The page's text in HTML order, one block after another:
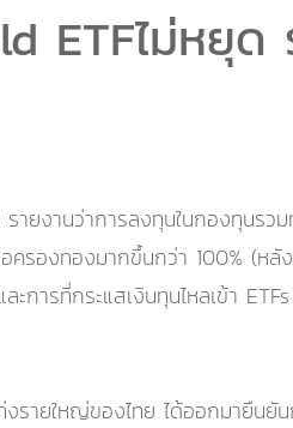
ETFไม่หยุ
ายงานว่าการลงทุนในกองทุนร
ครองทองมากขึ้นกว่า 100% (ห
การที่กระแสเงินทุนไหลเข้า
รายใหญ่ของไทย ได้ออกมายืน